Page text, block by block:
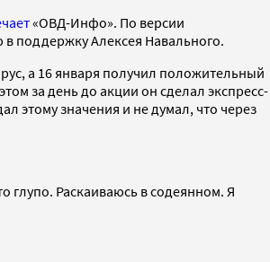
«ОВД-Инфо». По версии
поддержку Алексея Навального.
а 16 января получил положительный
за день до акции он сделал экспресс-
этому значения и не думал, что через
глупо. Раскаиваюсь в содеянном. Я